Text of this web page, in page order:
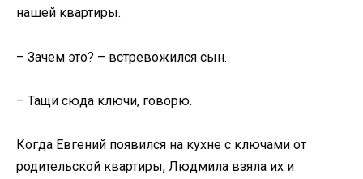
нашей квартиры.
– Зачем это? – встревожился сын.
– Тащи сюда ключи, говорю.
Когда Евгений появился на кухне с ключами от
родительской квартиры, Людмила взяла их и